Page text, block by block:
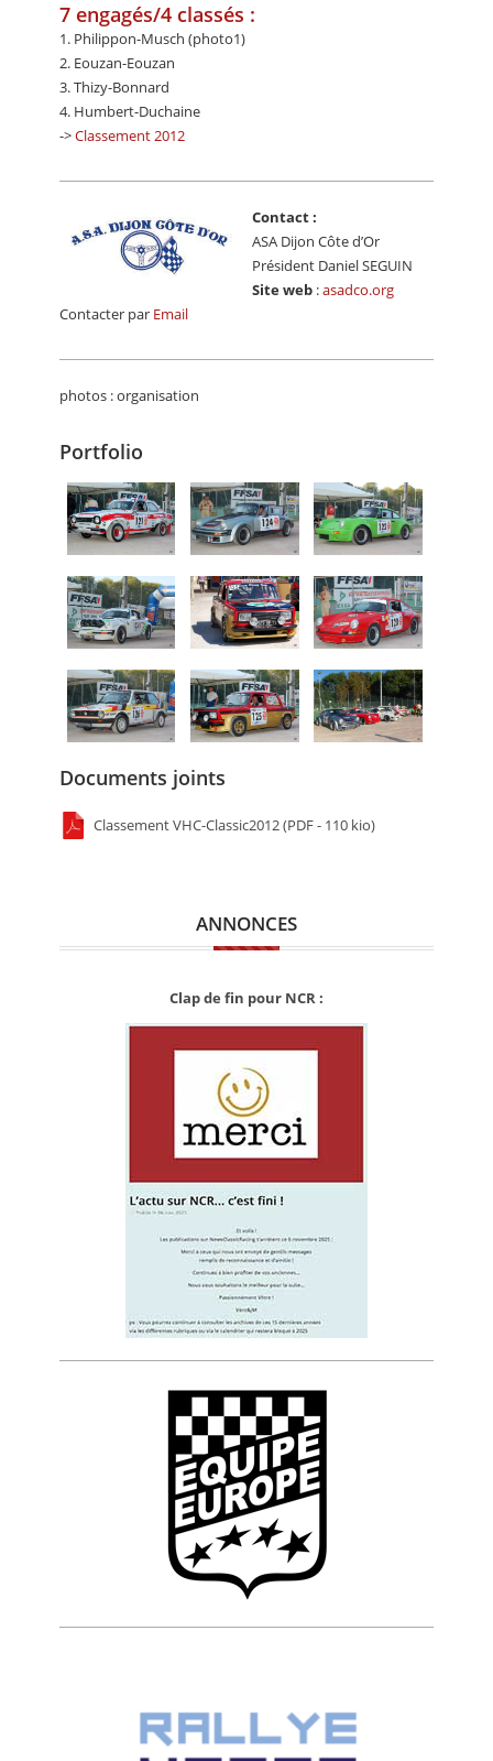
7 engagés/4 classés :
1. Philippon-Musch (photo1)
2. Eouzan-Eouzan
3. Thizy-Bonnard
4. Humbert-Duchaine
->Classement 2012
Contact :
ASA Dijon Côte d’Or
Président Daniel SEGUIN
Site web :asadco.org
Contacter par Email
photos : organisation
Portfolio
Documents joints
Classement VHC-Classic2012 (PDF - 110 kio)
ANNONCES
Clap de fin pour NCR :